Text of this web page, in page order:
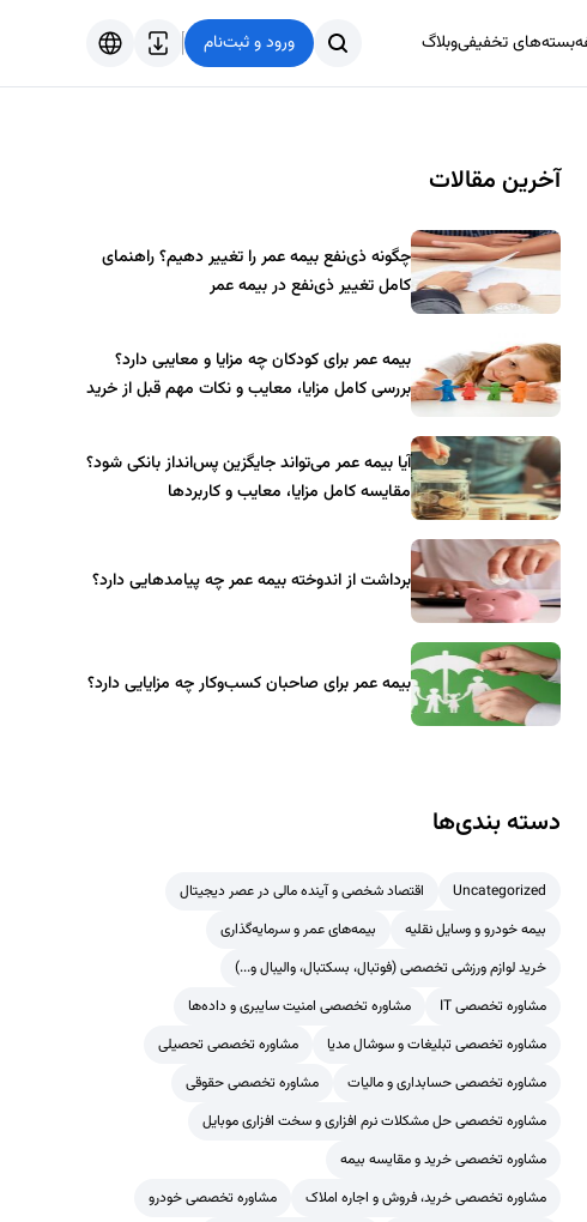
بسته‌های تخفیفیوبلاگ ورود و ثبت‌نام
فارسی
آخرین مقالات
چگونه ذی‌نفع بیمه عمر را تغییر دهیم؟ راهنمای
کامل تغییر ذی‌نفع در بیمه عمر
بیمه عمر برای کودکان چه مزایا و معایبی دارد؟
بررسی کامل مزایا، معایب و نکات مهم قبل از خرید
آیا بیمه عمر می‌تواند جایگزین پس‌انداز بانکی شود؟
مقایسه کامل مزایا، معایب و کاربردها
برداشت از اندوخته بیمه عمر چه پیامدهایی دارد؟
بیمه عمر برای صاحبان کسب‌وکار چه مزایایی دارد؟
دسته بندی‌ها
Uncategorized
اقتصاد شخصی و آینده مالی در عصر دیجیتال
بیمه خودرو و وسایل نقلیه
بیمه‌های عمر و سرمایه‌گذاری
خرید لوازم ورزشی تخصصی (فوتبال، بسکتبال، والیبال و...)
مشاوره تخصصی IT
مشاوره تخصصی امنیت سایبری و داده‌ها
مشاوره تخصصی تبلیغات و سوشال مدیا
مشاوره تخصصی تحصیلی
مشاوره تخصصی حسابداری و مالیات
مشاوره تخصصی حقوقی
مشاوره تخصصی حل مشکلات نرم افزاری و سخت افزاری موبایل
مشاوره تخصصی خرید و مقایسه بیمه
مشاوره تخصصی خرید، فروش و اجاره املاک
مشاوره تخصصی خودرو